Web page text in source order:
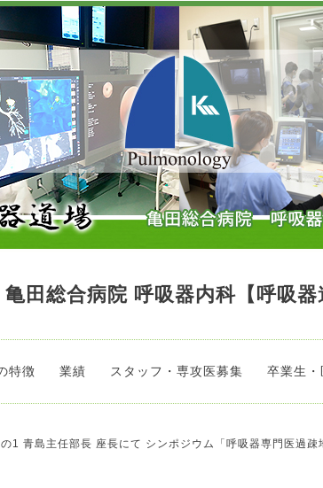
田総合病院 呼吸器内科【呼吸器
特徴 業績 スタッフ・専攻医募集 卒業生
1 青島主任部長 座長にて シンポジウム「呼吸器専門医過